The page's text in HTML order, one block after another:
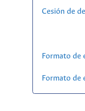
Cesión de
Formato de
Formato de